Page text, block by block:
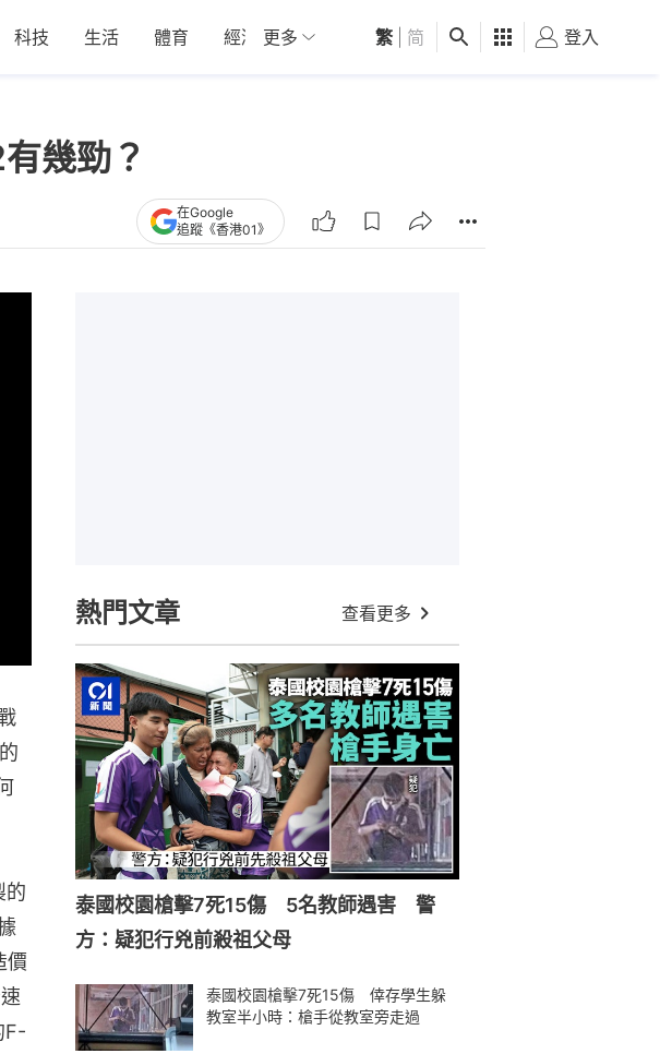
科技 生活 體育 經濟 01深圳 觀點 健康 好食玩飛
更多 繁 简 登入
幾勁？
在Google
追蹤《香港01》
的
價
F-
熱門文章 查看更多
泰國校園槍擊7死15傷 5名教師遇害 警
方：疑犯行兇前殺祖父母
泰國校園槍擊7死15傷 倖存學生躲
教室半小時：槍手從教室旁走過